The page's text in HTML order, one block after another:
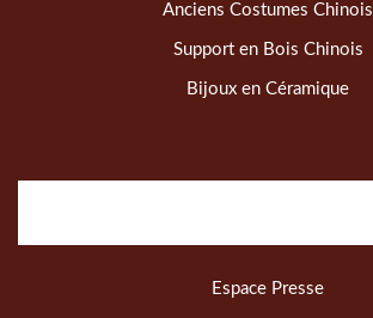
Anciens Costumes Chinois
Support en Bois Chinois
Bijoux en Céramique
Espace Presse